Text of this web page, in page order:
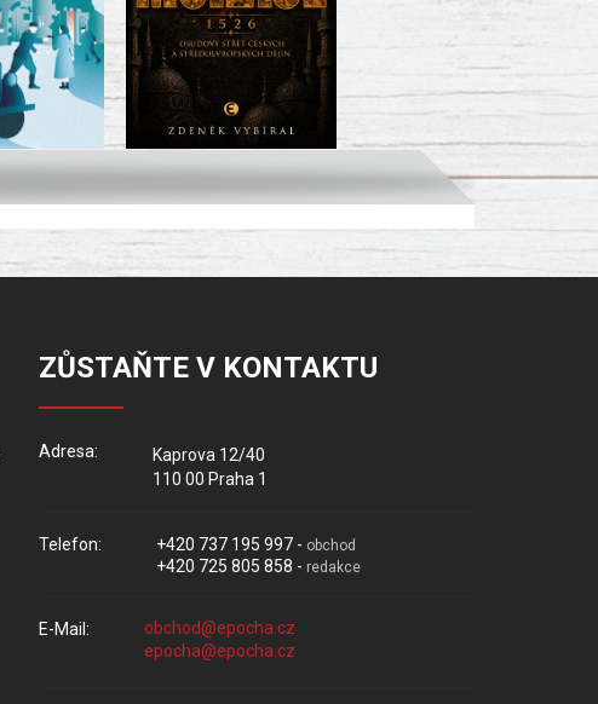
ZŮSTAŇTE V KONTAKTU
Adresa:
Kaprova 12/40
110 00 Praha 1
Telefon: +420 737 195 997 - obchod
+420 725 805 858 - redakce
E-Mail: